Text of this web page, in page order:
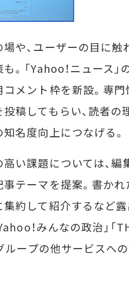
や、ユーザーの目に触
。「Yahoo！ニュース」
メント枠を新設。専門
稿してもらい、読者の
名度向上につなげる。
い課題については、編
テーマを提案。書かれ
約して紹介するなど露
！みんなの政治」「
ループの他サービスへ